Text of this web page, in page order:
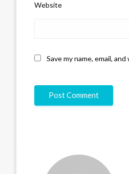
Website
Save my name, email,